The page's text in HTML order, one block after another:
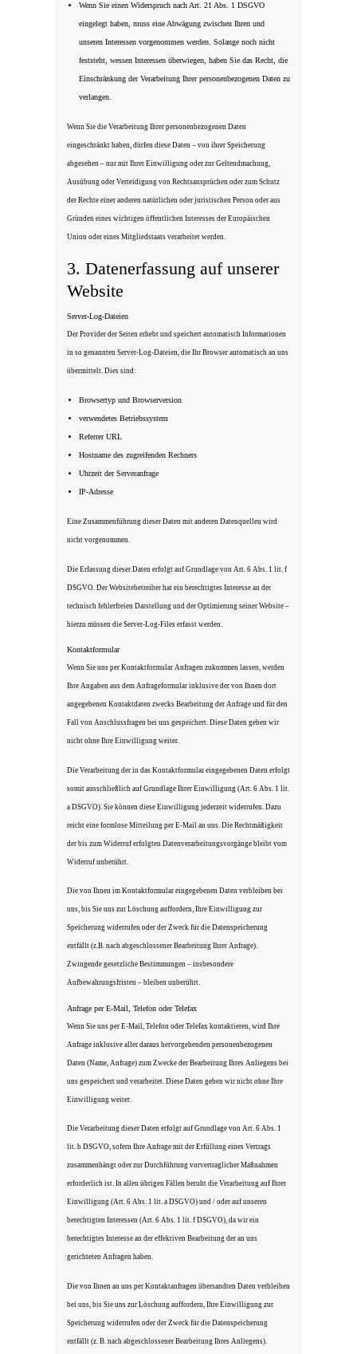
Wenn Sie einen Widerspruch nach Art. 21 Abs. 1 DSGVO
eingelegt haben, muss eine Abwägung zwischen Ihren und
unseren Interessen vorgenommen werden. Solange noch nicht
feststeht, wessen Interessen überwiegen, haben Sie das Recht, die
Einschränkung der Verarbeitung Ihrer personenbezogenen Daten zu
verlangen.
Wenn Sie die Verarbeitung Ihrer personenbezogenen Daten
eingeschränkt haben, dürfen diese Daten – von ihrer Speicherung
abgesehen – nur mit Ihrer Einwilligung oder zur Geltendmachung,
Ausübung oder Verteidigung von Rechtsansprüchen oder zum Schutz
der Rechte einer anderen natürlichen oder juristischen Person oder aus
Gründen eines wichtigen öffentlichen Interesses der Europäischen
Union oder eines Mitgliedstaats verarbeitet werden.
3. Datenerfassung auf unserer
Website
Server-Log-Dateien
Der Provider der Seiten erhebt und speichert automatisch Informationen
in so genannten Server-Log-Dateien, die Ihr Browser automatisch an uns
übermittelt. Dies sind:
Browsertyp und Browserversion
verwendetes Betriebssystem
Referrer URL
Hostname des zugreifenden Rechners
Uhrzeit der Serveranfrage
IP-Adresse
Eine Zusammenführung dieser Daten mit anderen Datenquellen wird
nicht vorgenommen.
Die Erfassung dieser Daten erfolgt auf Grundlage von Art. 6 Abs. 1 lit. f
DSGVO. Der Websitebetreiber hat ein berechtigtes Interesse an der
technisch fehlerfreien Darstellung und der Optimierung seiner Website –
hierzu müssen die Server-Log-Files erfasst werden.
Kontaktformular
Wenn Sie uns per Kontaktformular Anfragen zukommen lassen, werden
Ihre Angaben aus dem Anfrageformular inklusive der von Ihnen dort
angegebenen Kontaktdaten zwecks Bearbeitung der Anfrage und für den
Fall von Anschlussfragen bei uns gespeichert. Diese Daten geben wir
nicht ohne Ihre Einwilligung weiter.
Die Verarbeitung der in das Kontaktformular eingegebenen Daten erfolgt
somit ausschließlich auf Grundlage Ihrer Einwilligung (Art. 6 Abs. 1 lit.
a DSGVO). Sie können diese Einwilligung jederzeit widerrufen. Dazu
reicht eine formlose Mitteilung per E-Mail an uns. Die Rechtmäßigkeit
der bis zum Widerruf erfolgten Datenverarbeitungsvorgänge bleibt vom
Widerruf unberührt.
Die von Ihnen im Kontaktformular eingegebenen Daten verbleiben bei
uns, bis Sie uns zur Löschung auffordern, Ihre Einwilligung zur
Speicherung widerrufen oder der Zweck für die Datenspeicherung
entfällt (z.B. nach abgeschlossener Bearbeitung Ihrer Anfrage).
Zwingende gesetzliche Bestimmungen – insbesondere
Aufbewahrungsfristen – bleiben unberührt.
Anfrage per E-Mail, Telefon oder Telefax
Wenn Sie uns per E-Mail, Telefon oder Telefax kontaktieren, wird Ihre
Anfrage inklusive aller daraus hervorgehenden personenbezogenen
Daten (Name, Anfrage) zum Zwecke der Bearbeitung Ihres Anliegens bei
uns gespeichert und verarbeitet. Diese Daten geben wir nicht ohne Ihre
Einwilligung weiter.
Die Verarbeitung dieser Daten erfolgt auf Grundlage von Art. 6 Abs. 1
lit. b DSGVO, sofern Ihre Anfrage mit der Erfüllung eines Vertrags
zusammenhängt oder zur Durchführung vorvertraglicher Maßnahmen
erforderlich ist. In allen übrigen Fällen beruht die Verarbeitung auf Ihrer
Einwilligung (Art. 6 Abs. 1 lit. a DSGVO) und / oder auf unseren
berechtigten Interessen (Art. 6 Abs. 1 lit. f DSGVO), da wir ein
berechtigtes Interesse an der effektiven Bearbeitung der an uns
gerichteten Anfragen haben.
Die von Ihnen an uns per Kontaktanfragen übersandten Daten verbleiben
bei uns, bis Sie uns zur Löschung auffordern, Ihre Einwilligung zur
Speicherung widerrufen oder der Zweck für die Datenspeicherung
entfällt (z. B. nach abgeschlossener Bearbeitung Ihres Anliegens).